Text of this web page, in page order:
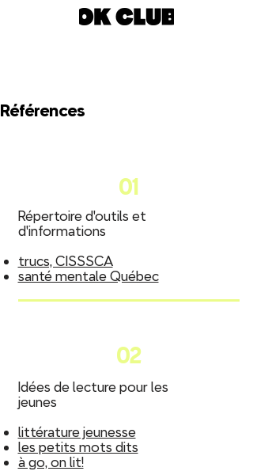
Références
01
Répertoire d'outils et
d'informations
trucs, CISSSCA
santé mentale Québec
02
Idées de lecture pour les
jeunes
littérature jeunesse
les petits mots dits
à go, on lit!